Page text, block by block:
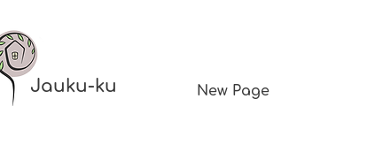
Jauku-ku New Page